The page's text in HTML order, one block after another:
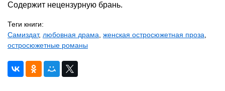
Содержит нецензурную брань.
Теги книги:
Самиздат, любовная драма, женская остросюжетная проза,
остросюжетные романы